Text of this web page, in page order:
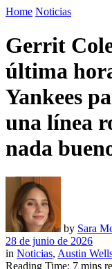
Home Noticias
Gerrit
última
Yankees
una línea
nada
by Sara
28 de junio de 2026
in Noticias, Austin
Reading Time: 7 mins